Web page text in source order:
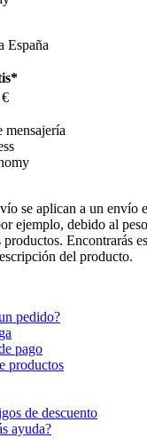
España
se aplican a un envío
ejemplo, debido al
productos. Encontrarás
del producto.
pedido?
pago
productos
de descuento
ayuda?